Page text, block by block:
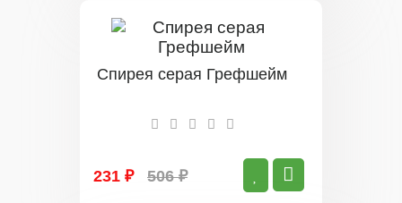
Спирея серая Грефшейм
231 ₽ 506 ₽